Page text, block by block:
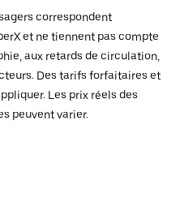
correspondent
et ne tiennent pas compte
aux retards de circulation,
Des tarifs forfaitaires et
Les prix réels des
peuvent varier.